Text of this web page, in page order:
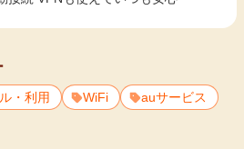
・利用 WiFi
auサービス